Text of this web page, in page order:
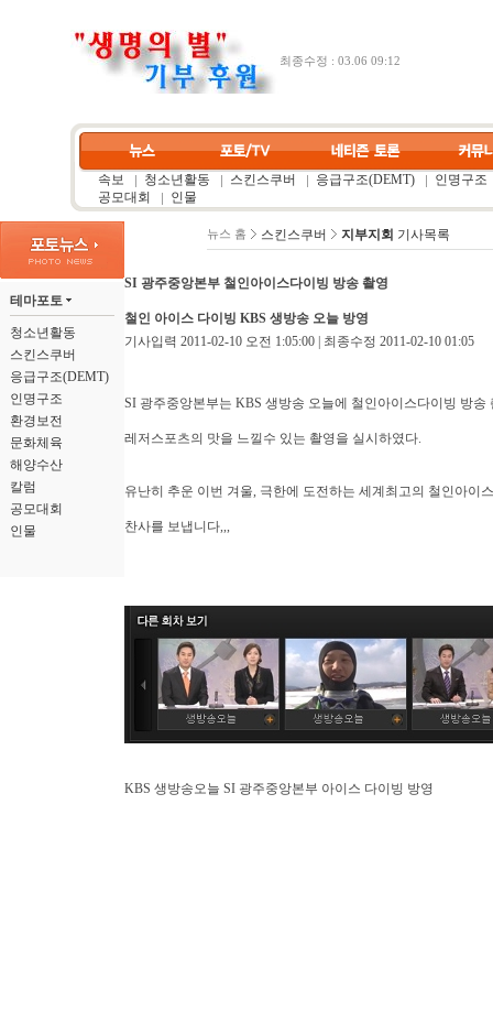
최종수정 : 03.06 09:12
속보 청소년활동 스킨스쿠버 응급구조(DEMT)
인명구조
공모대회
인물
테마포토
청소년활동
스킨스쿠버
응급구조(DEMT)
인명구조
환경보전
문화체육
해양수산
칼럼
공모대회
인물
뉴스 홈 스킨스쿠버 지부지회 기사목록
SI 광주중앙본부 철인아이스다이빙 방송 촬영
철인 아이스 다이빙 KBS 생방송 오늘 방영
기사입력 2011-02-10 오전 1:05:00 | 최종수정 2011-02-10 01:05
SI 광주중앙본부는 KBS 생방송 오늘에 철인아이스다이빙 방송
레저스포츠의 맛을 느낄수 있는 촬영을 실시하였다.
유난히 추운 이번 겨울, 극한에 도전하는 세계최고의 철인아이
찬사를 보냅니다,,,
KBS 생방송오늘 SI 광주중앙본부 아이스 다이빙 방영